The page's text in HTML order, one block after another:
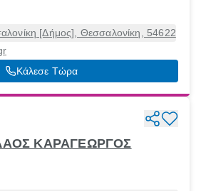
[Δήμος], Θεσσαλονίκη, 54622
Κάλεσε Τώρα
ΚΑΡΑΓΕΩΡΓΟΣ